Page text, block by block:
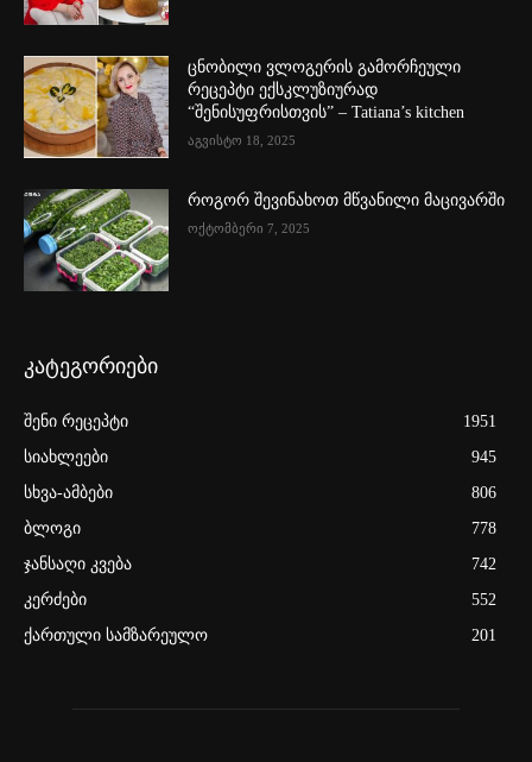
ცნობილი ვლოგერის გამორჩეული
რეცეპტი ექსკლუზიურად
“შენისუფრისთვის” – Tatiana’s kitchen
აგვისტო 18, 2025
როგორ შევინახოთ მწვანილი მაცივარში
ოქტომბერი 7, 2025
კატეგორიები
შენი რეცეპტი
1951
სიახლეები
945
სხვა-ამბები
806
ბლოგი
778
ჯანსაღი კვება
742
კერძები
552
ქართული სამზარეულო
201